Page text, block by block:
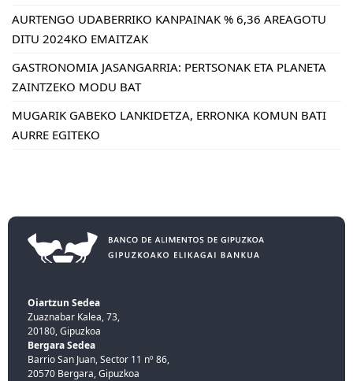
AURTENGO UDABERRIKO KANPAINAK % 6,36 AREAGOTU
DITU 2024KO EMAITZAK
GASTRONOMIA JASANGARRIA: PERTSONAK ETA PLANETA
ZAINTZEKO MODU BAT
MUGARIK GABEKO LANKIDETZA, ERRONKA KOMUN BATI
AURRE EGITEKO
Oiartzun Sedea
Zuaznabar Kalea, 73,
20180, Gipuzkoa
Bergara Sedea
Barrio San Juan, Sector 11 nº 86,
20570 Bergara, Gipuzkoa